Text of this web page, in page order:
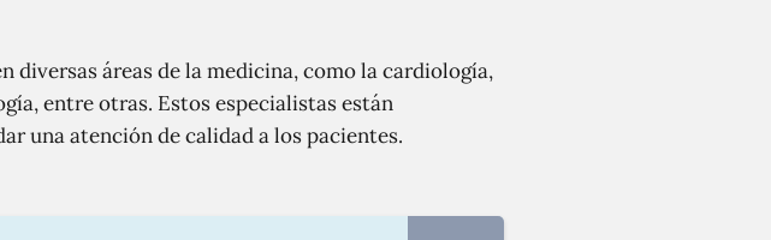
diversas áreas de la medicina, como la cardiología,
entre otras. Estos especialistas están
una atención de calidad a los pacientes.